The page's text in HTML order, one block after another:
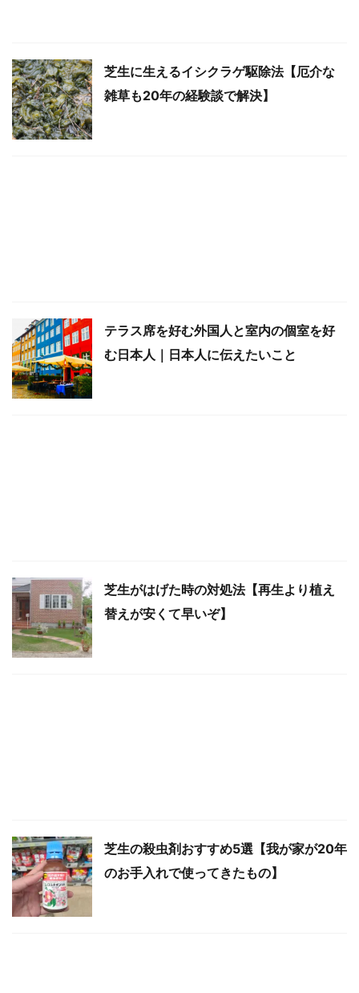
芝生に生えるイシクラゲ駆除法【厄介な
雑草も20年の経験談で解決】
テラス席を好む外国人と室内の個室を好
む日本人｜日本人に伝えたいこと
芝生がはげた時の対処法【再生より植え
替えが安くて早いぞ】
芝生の殺虫剤おすすめ5選【我が家が20年
のお手入れで使ってきたもの】